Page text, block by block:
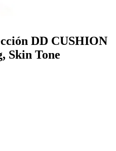
DD CUSHION
Skin Tone